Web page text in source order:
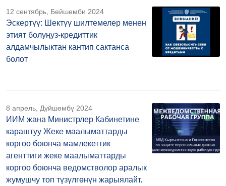
12 сентябрь, Бейшемби 2024
Эскертүү: Шектүү шилтемелер менен
этият болуңуз-кредиттик
алдамчылыктан кантип сактанса
болот
8 апрель, Дүйшөмбү 2024
ИИМ жана Министрлер Кабинетине
караштуу Жеке маалыматтарды
коргоо боюнча мамлекеттик
агенттиги жеке маалыматтарды
коргоо боюнча ведомстволор аралык
жумушчу топ түзүлгөнүн жарыялайт.